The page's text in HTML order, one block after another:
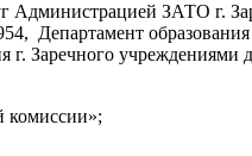
Администрацией ЗАТО г.
Департамент
Заречного учреждениями
комиссии»;